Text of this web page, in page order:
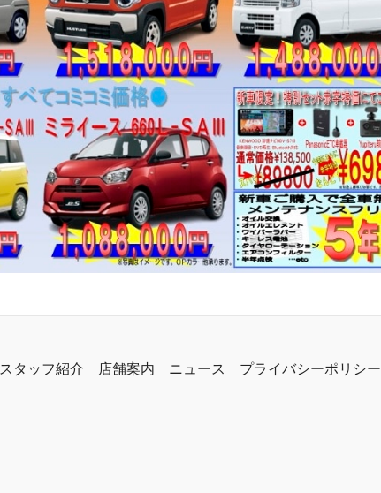
スタッフ紹介 店舗案内 ニュース プライバシーポリシー